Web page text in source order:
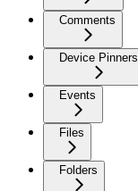
Comments
Device Pinners
Events
Files
Folders